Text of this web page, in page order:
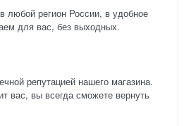
любой регион России, в удобное
для вас, без выходных.
репутацией нашего магазина.
вас, вы всегда сможете вернуть